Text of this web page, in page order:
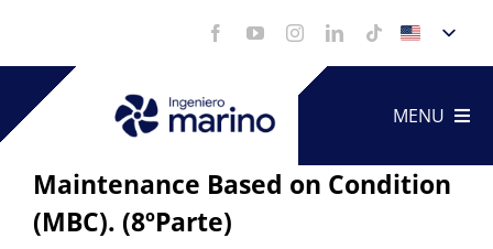
content
MENU
Maintenance Based on Condition
(MBC). (8ºParte)